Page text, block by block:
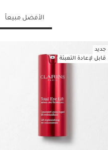
الأفضل مبيعاً
جديد
قابل لإعادة التعبئة